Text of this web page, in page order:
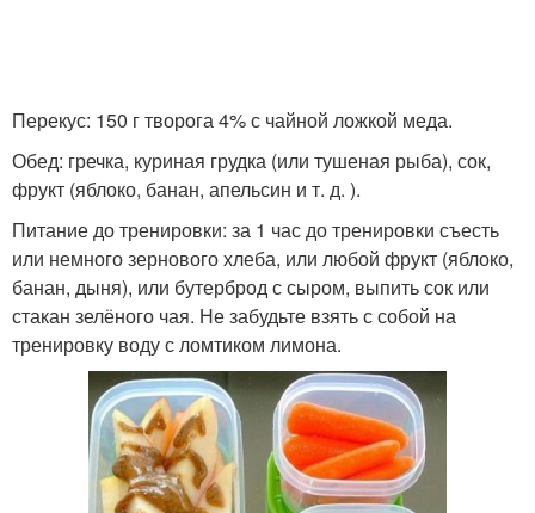
Перекус: 150 г творога 4% с чайной ложкой меда.
Обед: гречка, куриная грудка (или тушеная рыба), сок,
фрукт (яблоко, банан, апельсин и т. д. ).
Питание до тренировки: за 1 час до тренировки съесть
или немного зернового хлеба, или любой фрукт (яблоко,
банан, дыня), или бутерброд с сыром, выпить сок или
стакан зелёного чая. Не забудьте взять с собой на
тренировку воду с ломтиком лимона.